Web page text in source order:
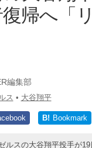
帰へ「
編集部
ス • 大谷翔平
B! Bookmark
ルスの大谷翔平投手が